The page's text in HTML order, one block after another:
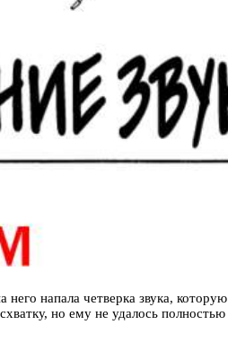
напала четверка звука, которую
но ему не удалось полностью